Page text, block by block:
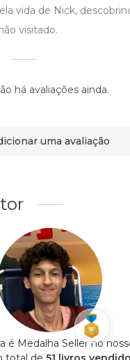
vida de Nick,
visitado.
há avaliações ainda.
uma avaliação
é Medalha Seller no